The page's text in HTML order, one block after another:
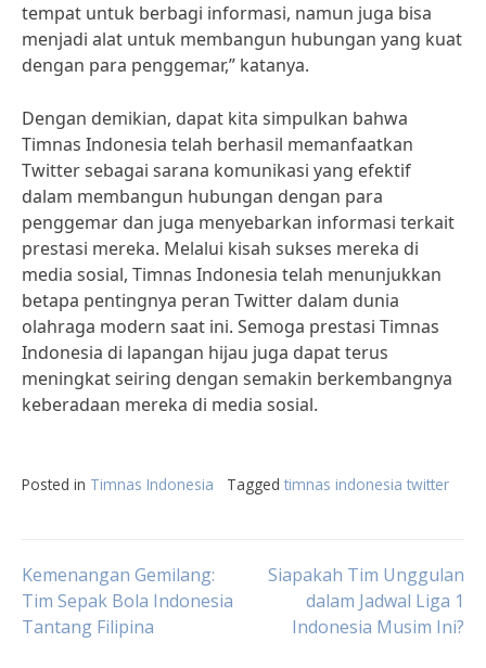
tempat untuk berbagi informasi, namun juga bisa
menjadi alat untuk membangun hubungan yang kuat
dengan para penggemar,” katanya.
Dengan demikian, dapat kita simpulkan bahwa
Timnas Indonesia telah berhasil memanfaatkan
Twitter sebagai sarana komunikasi yang efektif
dalam membangun hubungan dengan para
penggemar dan juga menyebarkan informasi terkait
prestasi mereka. Melalui kisah sukses mereka di
media sosial, Timnas Indonesia telah menunjukkan
betapa pentingnya peran Twitter dalam dunia
olahraga modern saat ini. Semoga prestasi Timnas
Indonesia di lapangan hijau juga dapat terus
meningkat seiring dengan semakin berkembangnya
keberadaan mereka di media sosial.
Posted in Timnas Indonesia Tagged timnas indonesia twitter
Post
navigation
Kemenangan Gemilang:
Tim Sepak Bola Indonesia
Tantang Filipina
Siapakah Tim Unggulan
dalam Jadwal Liga 1
Indonesia Musim Ini?